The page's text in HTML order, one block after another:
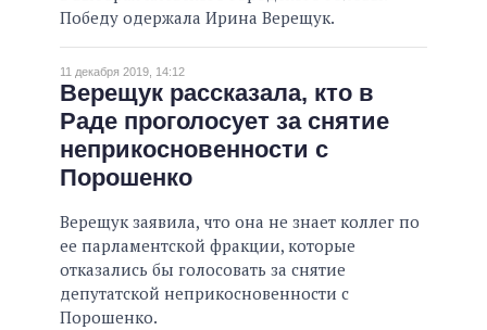
Победу одержала Ирина Верещук.
11 декабря 2019, 14:12
Верещук рассказала, кто в
Раде проголосует за снятие
неприкосновенности с
Порошенко
Верещук заявила, что она не знает коллег по
ее парламентской фракции, которые
отказались бы голосовать за снятие
депутатской неприкосновенности с
Порошенко.